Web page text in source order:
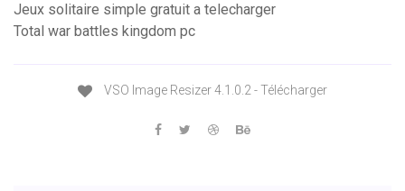
Jeux solitaire simple gratuit a telecharger
Total war battles kingdom pc
VSO Image Resizer 4.1.0.2 - Télécharger